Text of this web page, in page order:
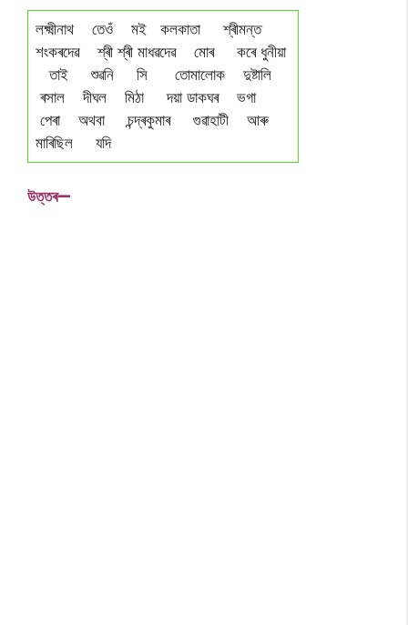
লক্ষ্মীনাথ তেওঁ মই কলকাতা শ্ৰীমন্ত
শংকৰদেৱ শ্ৰী শ্ৰী মাধৱদেৱ মোৰ কৰে ধুনীয়া
তাই শুৱনি সি তোমালোক দুষ্টালি
ৰসাল দীঘল মিঠা দয়া ডাকঘৰ ভগা
পেৰা অথবা চন্দ্ৰকুমাৰ গুৱাহাটী আৰু
মাৰিছিল যদি
উত্তৰ—